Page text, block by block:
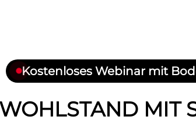
Kostenloses Webinar mit
WOHLSTAND MIT